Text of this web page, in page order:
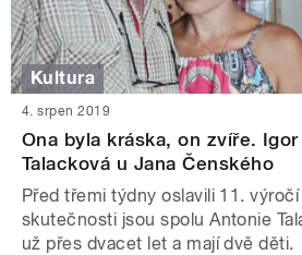
Kultura
4. srpen 2019
Ona byla kráska, on zvíře.
Talacková u Jana Čenského
Před třemi týdny oslavili 11.
skutečnosti jsou spolu Antonie
už přes dvacet let a mají dvě děti.